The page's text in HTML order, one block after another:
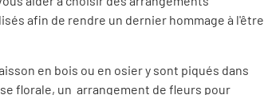
afin de rendre un dernier hommage à l'être
en bois ou en osier y sont piqués dans
florale, un arrangement de fleurs pour